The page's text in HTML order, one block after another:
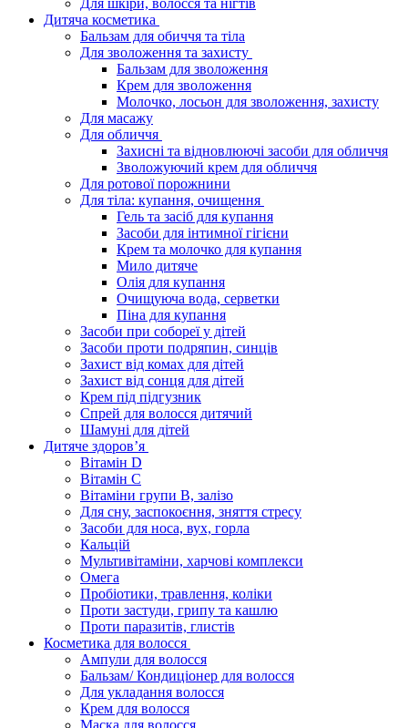
Дитяча косметика
Бальзам для обиччя та тіла
Для зволоження та захисту
Бальзам для зволоження
Крем для зволоження
Молочко, лосьон для зволоження, захисту
Для масажу
Для обличчя
Захисні та відновлюючі засоби для обличчя
Зволожуючий крем для обличчя
Для ротової порожнини
Для тіла: купання, очищення
Гель та засіб для купання
Засоби для інтимної гігієни
Крем та молочко для купання
Мило дитяче
Олія для купання
Очищуюча вода, серветки
Піна для купання
Засоби при собореї у дітей
Засоби проти подряпин, синців
Захист від комах для дітей
Захист від сонця для дітей
Крем під підгузник
Спрей для волосся дитячий
Шамуні для дітей
Дитяче здоров’я
Вітамін D
Вітамін С
Вітаміни групи В, залізо
Для сну, заспокоєння, зняття стресу
Засоби для носа, вух, горла
Кальцій
Мультивітаміни, харчові комплекси
Омега
Пробіотики, травлення, коліки
Проти застуди, грипу та кашлю
Проти паразитів, глистів
Косметика для волосся
Ампули для волосся
Бальзам/ Кондиціонер для волосся
Для укладання волосся
Крем для волосся
Маска для волосся